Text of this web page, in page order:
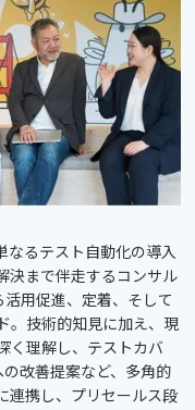
なるテスト自動化の導入
決まで伴走するコンサル
用促進、定着、そして
。技術的知見に加え、現
く理解し、テストカバ
改善提案など、多角的
連携し、プリセールス段